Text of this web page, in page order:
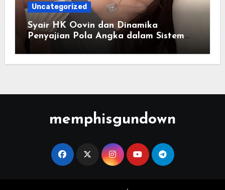
Uncategorized
Syair HK Oovin dan Dinamika
Penyajian Pola Angka dalam Sistem
memphisgundown